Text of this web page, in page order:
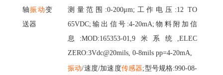
轴振动变
送器
测量范围:0-200μm;工作电压:12 TO
65VDC;输出信号:4-20mA;物料附加信
息:MOD:165353-01,9米系统,ELEC
ZERO:3Vdc@20mils, 0-8mils pp=4-20mA,
振动/速度/加速度传感器;型号规格:990-08-